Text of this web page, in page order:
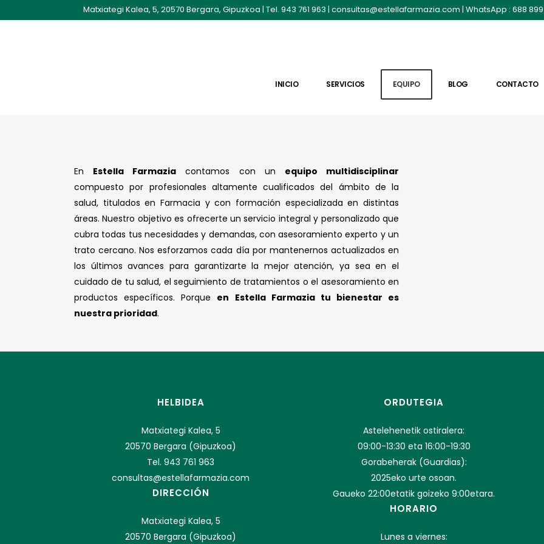
Matxiategi Kalea, 5, 20570 Bergara, Gipuzkoa | Tel. 943 761 963 | consultas@estellafarmazia.com | WhatsApp : 688 899
INICIO SERVICIOS EQUIPO BLOG CONTACTO
En Estella Farmazia contamos con un equipo multidisciplinar
compuesto por profesionales altamente cualificados del ámbito de la
salud, titulados en Farmacia y con formación especializada en distintas
áreas. Nuestro objetivo es ofrecerte un servicio integral y personalizado que
cubra todas tus necesidades y demandas, con asesoramiento experto y un
trato cercano. Nos esforzamos cada día por mantenernos actualizados en
los últimos avances para garantizarte la mejor atención, ya sea en el
cuidado de tu salud, el seguimiento de tratamientos o el asesoramiento en
productos específicos. Porque en Estella Farmazia tu bienestar es
nuestra prioridad.
HELBIDEA
Matxiategi Kalea, 5
20570 Bergara (Gipuzkoa)
Tel. 943 761 963
consultas@estellafarmazia.com
DIRECCIÓN
Matxiategi Kalea, 5
20570 Bergara (Gipuzkoa)
ORDUTEGIA
Astelehenetik ostiralera:
09:00-13:30 eta 16:00-19:30
Gorabeherak (Guardias):
2025eko urte osoan.
Gaueko 22:00etatik goizeko 9:00etara.
HORARIO
Lunes a viernes: